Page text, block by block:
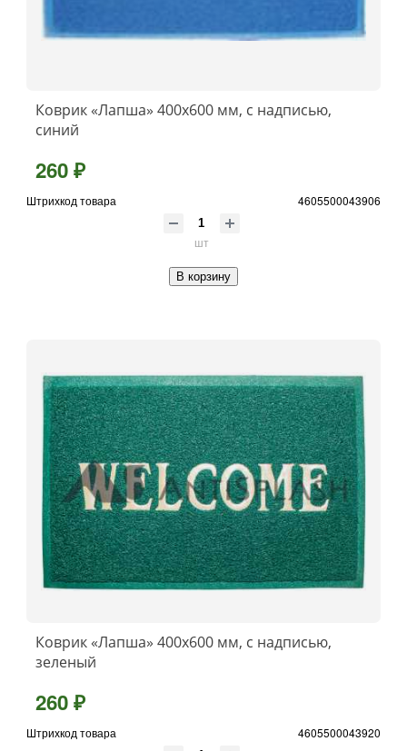
Коврик «Лапша» 400x600 мм, с надписью,
синий
260 ₽
Штрихкод товара 4605500043906
шт
В корзину
Коврик «Лапша» 400x600 мм, с надписью,
зеленый
260 ₽
Штрихкод товара 4605500043920